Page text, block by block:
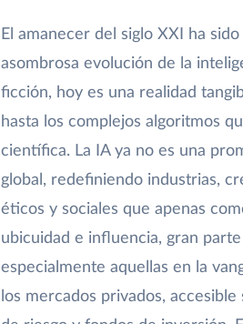
El amanecer del siglo XXI ha
asombrosa evolución de la
ficción, hoy es una realidad
hasta los complejos algoritmos
científica. La IA ya no es una
global, redefiniendo industrias,
éticos y sociales que apenas
ubicuidad e influencia, gran
especialmente aquellas en la
los mercados privados,